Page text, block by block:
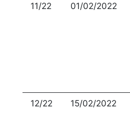
11/22 01/02/2022
12/22 15/02/2022